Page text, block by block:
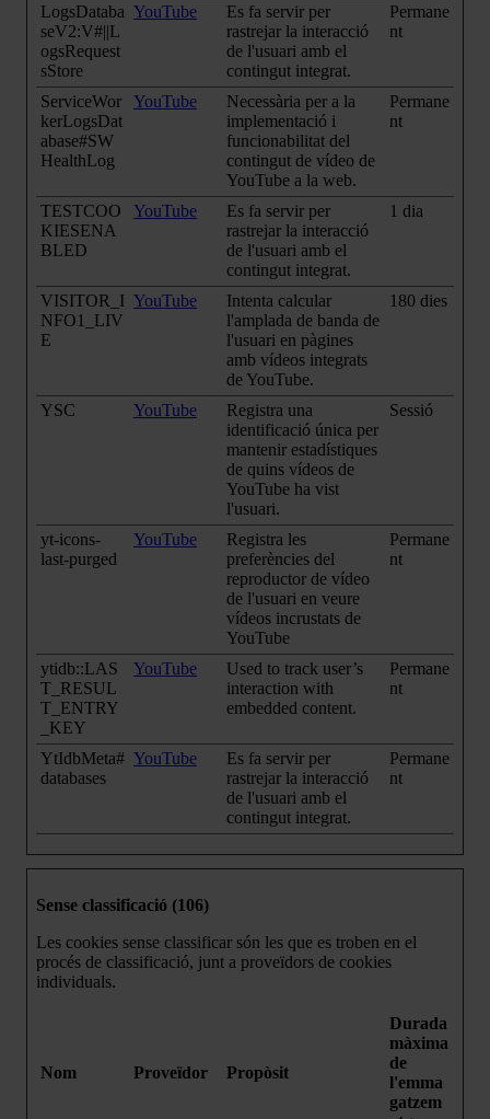
LogsDataba
seV2:V#||L
ogsRequest
sStore
YouTube
Es fa servir per
rastrejar la interacció
de l'usuari amb el
contingut integrat.
Permane
nt
ServiceWor
kerLogsDat
abase#SW
HealthLog
YouTube
Necessària per a la
implementació i
funcionabilitat del
contingut de vídeo de
YouTube a la web.
Permane
nt
TESTCOO
KIESENA
BLED
YouTube
Es fa servir per
rastrejar la interacció
de l'usuari amb el
contingut integrat.
1 dia
VISITOR_I
NFO1_LIV
E
YouTube
Intenta calcular
l'amplada de banda de
l'usuari en pàgines
amb vídeos integrats
de YouTube.
180 dies
YSC YouTube
Registra una
identificació única per
mantenir estadístiques
de quins vídeos de
YouTube ha vist
l'usuari.
Sessió
yt-icons-
last-purged
YouTube
Registra les
preferències del
reproductor de vídeo
de l'usuari en veure
vídeos incrustats de
YouTube
Permane
nt
ytidb::LAS
T_RESUL
T_ENTRY
_KEY
YouTube
Used to track user’s
interaction with
embedded content.
Permane
nt
YtIdbMeta#
databases
YouTube
Es fa servir per
rastrejar la interacció
de l'usuari amb el
contingut integrat.
Permane
nt
Sense classificació (106)
Les cookies sense classificar són les que es troben en el
procés de classificació, junt a proveïdors de cookies
individuals.
Nom Proveïdor Propòsit
Durada
màxima
de
l'emma
gatzem